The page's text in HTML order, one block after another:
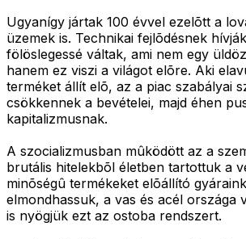
Ugyanígy jártak 100 évvel ezelõtt a
üzemek is. Technikai fejlõdésnek
fölöslegessé váltak, ami nem egy
hanem ez viszi a világot elõre. Aki
terméket állít elõ, az a piac szabályai
csökkennek a bevételei, majd éhen
kapitalizmusnak.
A szocializmusban mûködött az a
brutális hitelekbõl életben tartottuk a
minõségû termékeket elõállító
elmondhassuk, a vas és acél országa
is nyögjük ezt az ostoba rendszert.